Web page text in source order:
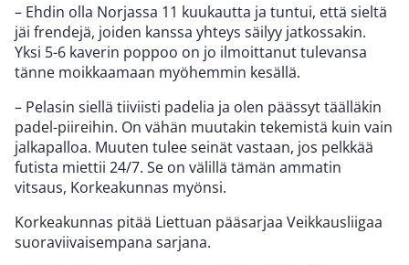
– Ehdin olla Norjassa 11 kuukautta ja tuntui, että sieltä
jäi frendejä, joiden kanssa yhteys säilyy jatkossakin.
Yksi 5-6 kaverin poppoo on jo ilmoittanut tulevansa
tänne moikkaamaan myöhemmin kesällä.
– Pelasin siellä tiiviisti padelia ja olen päässyt täälläkin
padel-piireihin. On vähän muutakin tekemistä kuin vain
jalkapalloa. Muuten tulee seinät vastaan, jos pelkkää
futista miettii 24/7. Se on välillä tämän ammatin
vitsaus, Korkeakunnas myönsi.
Korkeakunnas pitää Liettuan pääsarjaa Veikkausliigaa
suoraviivaisempana sarjana.